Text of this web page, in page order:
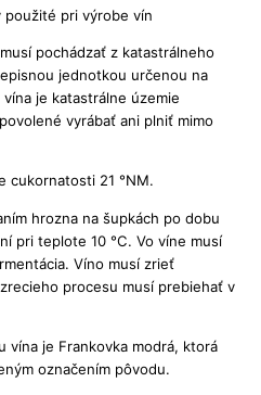
pri výrobe vín
pochádzať z katastrálneho
jednotkou určenou na
je katastrálne územie
vyrábať ani plniť mimo
cukornatosti 21 °NM.
hrozna na šupkách po dobu
pri teplote 10 °C. Vo víne musí
Víno musí zrieť
procesu musí prebiehať v
vína je Frankovka modrá, ktorá
označením pôvodu.